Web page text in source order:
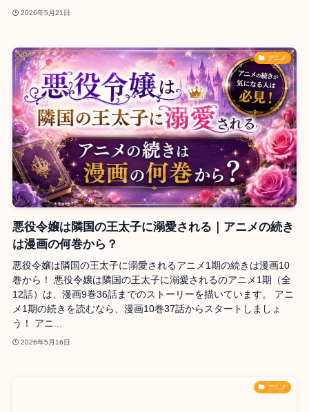
2026年5月21日
アニメ
悪役令嬢は隣国の王太子に溺愛される｜アニメの続き
は漫画の何巻から？
悪役令嬢は隣国の王太子に溺愛されるアニメ1期の続きは漫画10
巻から！ 悪役令嬢は隣国の王太子に溺愛されるのアニメ1期（全
12話）は、漫画9巻36話までのストーリーを描いています。 アニ
メ1期の続きを読むなら、漫画10巻37話からスタートしましょ
う！ アニ...
2026年5月16日
アニメ